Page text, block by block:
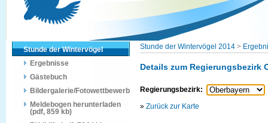
Stunde der Wintervögel
Ergebnisse
Gästebuch
Bildergalerie/Fotowettbewerb
Meldebogen herunterladen
(pdf, 859 kb)
Stunde der Wintervögel 2014 >
Details zum Regierungsbezirk
Regierungsbezirk:
» Zurück zur Karte